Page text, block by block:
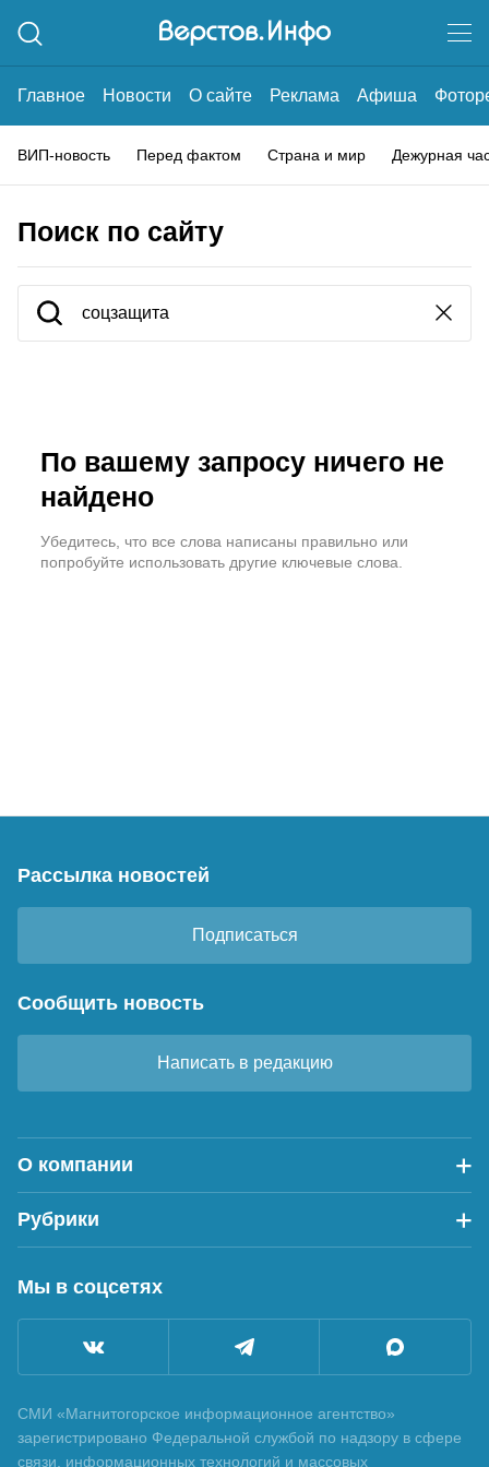
Главное Новости О сайте Реклама Афиша
ВИП-новость Перед фактом Страна и мир Дежурная
Поиск по сайту
По вашему запросу ничего не
найдено
Убедитесь, что все слова написаны правильно или
попробуйте использовать другие ключевые слова.
Рассылка новостей
Подписаться
Сообщить новость
Написать в редакцию
О компании
Рубрики
Мы в соцсетях
СМИ «Магнитогорское информационное агентство»
зарегистрировано Федеральной службой по надзору в сфере
связи, информационных технологий и массовых